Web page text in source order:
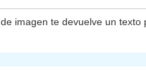
imagen te devuelve un